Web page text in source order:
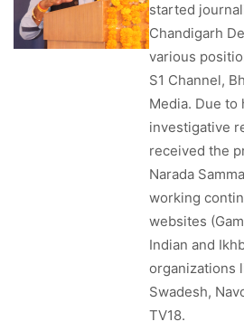
started
Chandigarh
various
S1 Channel,
Media. Due to
investigative
received the
Narada
working
websites
Indian and
organizations
Swadesh,
TV18.